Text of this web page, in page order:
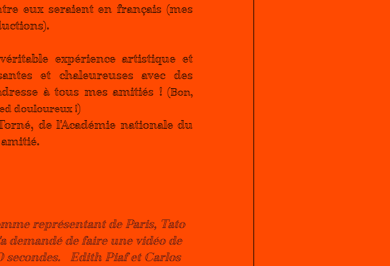
eux seraient en français (mes
expérience artistique et
et chaleureuses avec des
à tous mes amitiés ! (Bon,
douloureux !)
de l'Académie nationale du
représentant de Paris, Tato
demandé de faire une vidéo de
secondes.   Edith Piaf et Carlos